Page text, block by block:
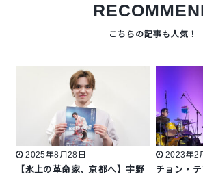
2025年8月28日
【氷上の革命家、京都へ】宇野
2023年2
チョン・